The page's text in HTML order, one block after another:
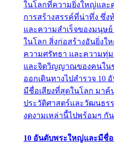
ในโลกที่ความยิ่งใหญ่และ
การสร้างสรรค์ที่น่าทึ่ง ซึ่ง
และความสำเร็จของมนุ
ในโลก สิ่งก่อสร้างอันยิ่งใ
ความศรัทธา และความทุ่
และจิตวิญญาณของคนในช
ออกเดินทางไปสำรวจ 10
มีชื่อเสียงที่สุดในโลก มา
ประวัติศาสตร์และวัฒนธร
งดงามเหล่านี้ไปพร้อมๆ กัน
10 อันดับพระใหญ่และมีชื่อ